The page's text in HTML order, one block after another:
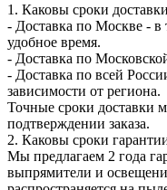
1. Каковы сроки
- Доставка по Москве - в
удобное время.
- Доставка по
- Доставка по всей
зависимости от региона.
Точные сроки доставки
подтверждении заказа.
2. Каковы сроки
Мы предлагаем 2 года
выпрямители и